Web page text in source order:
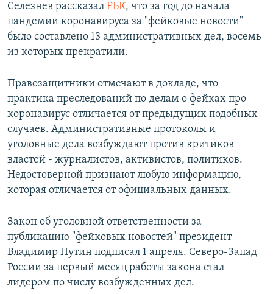
Селезнев рассказал РБК, что за год до начала
пандемии коронавируса за "фейковые новости"
было составлено 13 административных дел, восемь
из которых прекратили.
Правозащитники отмечают в докладе, что
практика преследований по делам о фейках про
коронавирус отличается от предыдущих подобных
случаев. Административные протоколы и
уголовные дела возбуждают против критиков
властей - журналистов, активистов, политиков.
Недостоверной признают любую информацию,
которая отличается от официальных данных.
Закон об уголовной ответственности за
публикацию "фейковых новостей" президент
Владимир Путин подписал 1 апреля. Северо-Запад
России за первый месяц работы закона стал
лидером по числу возбужденных дел.